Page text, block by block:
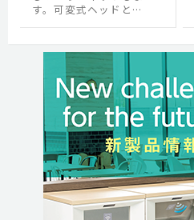
す。可変式ヘッドと…